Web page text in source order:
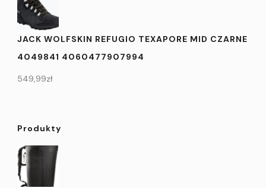
JACK WOLFSKIN REFUGIO TEXAPORE MID CZARNE
4049841 4060477907994
549,99zł
Produkty